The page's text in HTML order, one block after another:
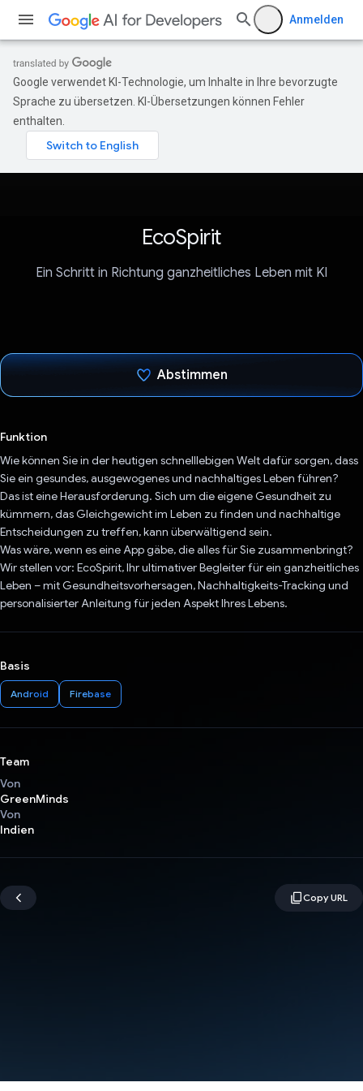
Anmelden
Google verwendet KI-Technologie, um Inhalte in Ihre bevorzugte
Sprache zu übersetzen. KI-Übersetzungen können Fehler
enthalten.
EcoSpirit
Ein Schritt in Richtung ganzheitliches Leben mit KI
Abstimmen
Funktion
Wie können Sie in der heutigen schnelllebigen Welt dafür sorgen, dass
Sie ein gesundes, ausgewogenes und nachhaltiges Leben führen?
Das ist eine Herausforderung. Sich um die eigene Gesundheit zu
kümmern, das Gleichgewicht im Leben zu finden und nachhaltige
Entscheidungen zu treffen, kann überwältigend sein.
Was wäre, wenn es eine App gäbe, die alles für Sie zusammenbringt?
Wir stellen vor: EcoSpirit, Ihr ultimativer Begleiter für ein ganzheitliches
Leben – mit Gesundheitsvorhersagen, Nachhaltigkeits-Tracking und
personalisierter Anleitung für jeden Aspekt Ihres Lebens.
Basis
Android Firebase
Team
Von
GreenMinds
Von
Indien